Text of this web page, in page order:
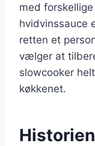
med
hvidvinssauce
retten et
vælger at
slowcooker
køkkenet.